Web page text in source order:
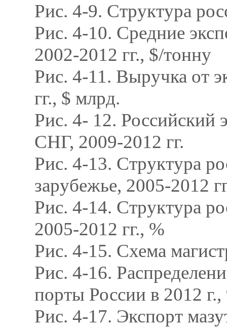
Рис. 4-9. Структура
Рис. 4-10. Средние
2002-2012 гг., $/тонну
Рис. 4-11. Выручка от
гг., $ млрд.
Рис. 4- 12. Российский
СНГ, 2009-2012 гг.
Рис. 4-13. Структура
зарубежье, 2005-2012
Рис. 4-14. Структура
2005-2012 гг., %
Рис. 4-15. Схема
Рис. 4-16.
порты России в 2012 г.,
Рис. 4-17. Экспорт